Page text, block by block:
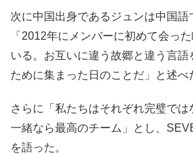
次に中国出身であるジュンは中国
「2012年にメンバーに初めて会っ
いる。お互いに違う故郷と違う言
ために集まった日のことだ」と述べ
さらに「私たちはそれぞれ完璧では
一緒なら最高のチーム」とし、
を語った。